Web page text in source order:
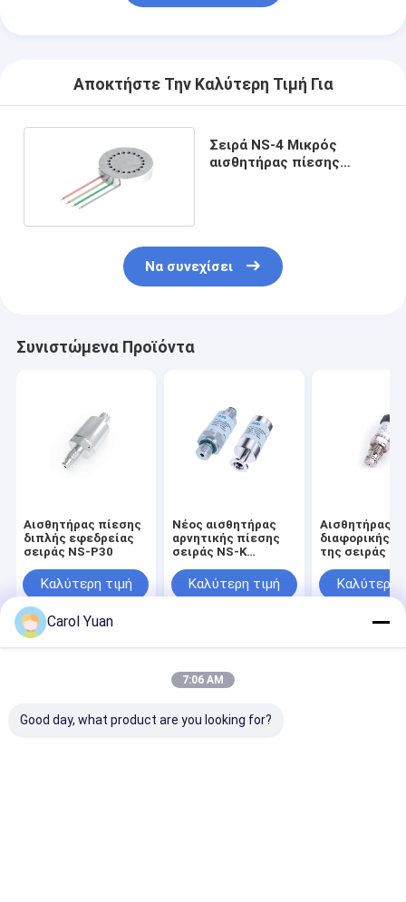
Αποκτήστε Την Καλύτερη Τιμή Για
Σειρά NS-4 Μικρός
αισθητήρας πίεσης
Να συνεχίσει
Συνιστώμενα Προϊόντα
Αισθητήρας πίεσης
διπλής εφεδρείας
σειράς NS-P30
Καλύτερη τιμή
Νέος αισθητήρας
αρνητικής πίεσης
σειράς NS-K
Καλύτερη τιμή
Αισθητήρας
διαφορικής
της σειράς
συσκευές
Καλύτερη
Αρχική Σελίδα Περίπου εμείς
Desktop Site
Πολιτική μυστικότητας
Co., Ltd.. All Rights Reserved.
Carol Yuan
7:06 AM
Good day, what product are you looking for?